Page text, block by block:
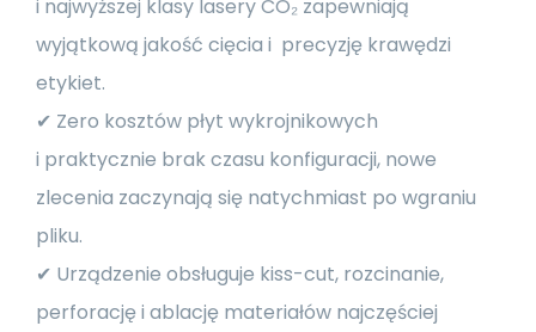
i najwyższej klasy lasery CO₂ zapewniają
wyjątkową jakość cięcia i precyzję krawędzi
etykiet.
✔ Zero kosztów płyt wykrojnikowych
i praktycznie brak czasu konfiguracji, nowe
zlecenia zaczynają się natychmiast po wgraniu
pliku.
✔ Urządzenie obsługuje kiss-cut, rozcinanie,
perforację i ablację materiałów najczęściej